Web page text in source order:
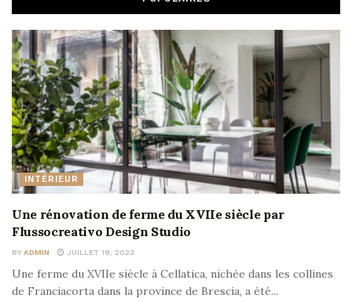
INTÉRIEUR
Une rénovation de ferme du XVIIe siècle par
Flussocreativo Design Studio
BY ADMIN JUILLET 19, 2023
Une ferme du XVIIe siècle à Cellatica, nichée dans les collines
de Franciacorta dans la province de Brescia, a été...